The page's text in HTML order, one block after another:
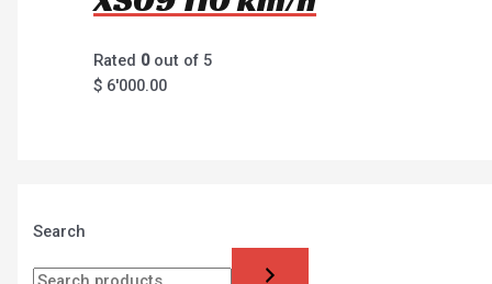
Search
Rated 0out of 5
$ 6'000.00